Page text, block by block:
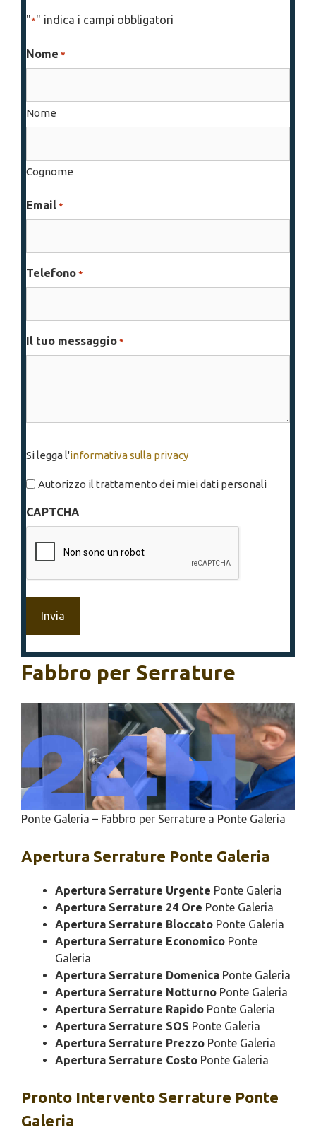
"*" indica i campi obbligatori
Nome *
Nome
Cognome
Email *
Telefono *
Il tuo messaggio *
legga
l'informativa
privacy
Si legga l'informativa sulla privacy
Autorizzo il trattamento dei miei dati personali
CAPTCHA
Fabbro per Serrature
Ponte Galeria – Fabbro per Serrature a Ponte Galeria
Apertura Serrature Ponte Galeria
Apertura Serrature Urgente Ponte Galeria
Apertura Serrature 24 Ore Ponte Galeria
Apertura Serrature Bloccato Ponte Galeria
Apertura Serrature Economico Ponte
Galeria
Apertura Serrature Domenica Ponte Galeria
Apertura Serrature Notturno Ponte Galeria
Apertura Serrature Rapido Ponte Galeria
Apertura Serrature SOS Ponte Galeria
Apertura Serrature Prezzo Ponte Galeria
Apertura Serrature Costo Ponte Galeria
Pronto Intervento Serrature Ponte
Galeria